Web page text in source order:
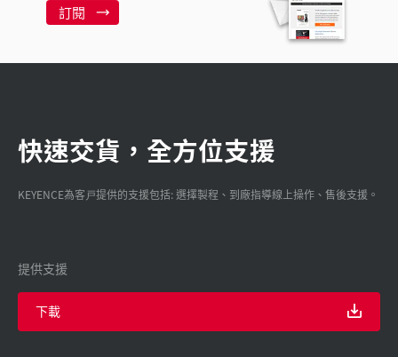
訂閱
快速交貨，全方位支援
KEYENCE為客戸提供的支援包括: 選擇製程、到廠指導線上操作、售後支援。
提供支援
下載